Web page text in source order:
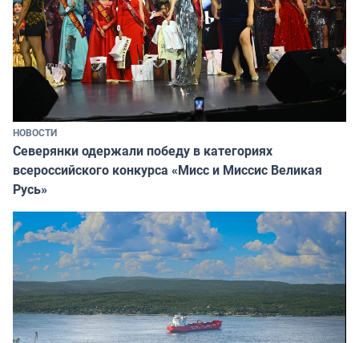
НОВОСТИ
Северянки одержали победу в категориях
всероссийского конкурса «Мисс и Миссис Великая
Русь»